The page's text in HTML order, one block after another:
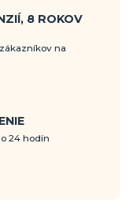
8 ROKOV
na
24 hodín